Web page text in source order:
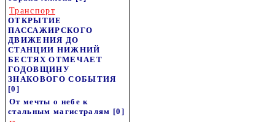
Транспорт
ОТКРЫТИЕ
ПАССАЖИРСКОГО
ДВИЖЕНИЯ ДО
СТАНЦИИ НИЖНИЙ
БЕСТЯХ ОТМЕЧАЕТ
ГОДОВЩИНУ
ЗНАКОВОГО СОБЫТИЯ
[0]
От мечты о небе к
стальным магистралям [0]